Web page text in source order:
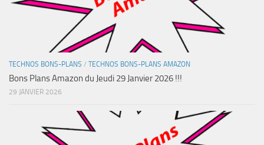
TECHNOS BONS-PLANS / TECHNOS BONS-PLANS AMAZON
Bons Plans Amazon du Jeudi 29 Janvier 2026 !!!
29 JANVIER 2026